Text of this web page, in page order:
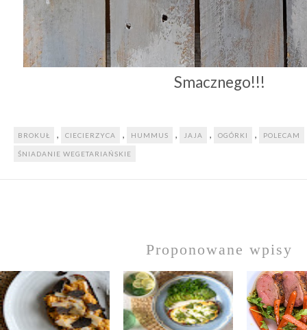
Smacznego!!!
BROKUŁ , CIECIERZYCA , HUMMUS , JAJA , OGÓRKI , POLECAM
ŚNIADANIE WEGETARIAŃSKIE
Proponowane wpisy